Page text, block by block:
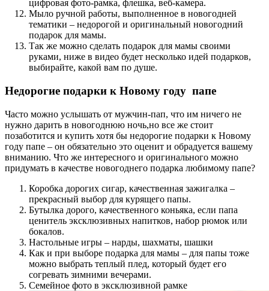
цифровая фото-рамка, флешка, веб-камера.
Мыло ручной работы, выполненное в новогодней
тематики – недорогой и оригинальный новогодний
подарок для мамы.
Так же можно сделать подарок для мамы своими
руками, ниже в видео будет несколько идей подарков,
выбирайте, какой вам по душе.
Недорогие подарки к Новому году папе
Часто можно услышать от мужчин-пап, что им ничего не
нужно дарить в новогоднюю ночь,но все же стоит
позаботится и купить хотя бы недорогие подарки к Новому
году папе – он обязательно это оценит и обрадуется вашему
вниманию. Что же интересного и оригинального можно
придумать в качестве новогоднего подарка любимому папе?
Коробка дорогих сигар, качественная зажигалка –
прекрасный выбор для курящего папы.
Бутылка дорого, качественного коньяка, если папа
ценитель эксклюзивных напитков, набор рюмок или
бокалов.
Настольные игры – нарды, шахматы, шашки
Как и при выборе подарка для мамы – для папы тоже
можно выбрать теплый плед, который будет его
согревать зимними вечерами.
Семейное фото в эксклюзивной рамке